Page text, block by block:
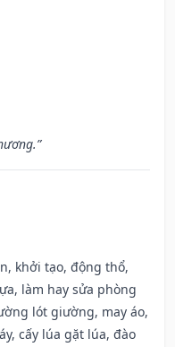
khởi tạo, động thổ,
làm hay sửa phòng
lót giường, may áo,
cấy lúa gặt lúa, đào